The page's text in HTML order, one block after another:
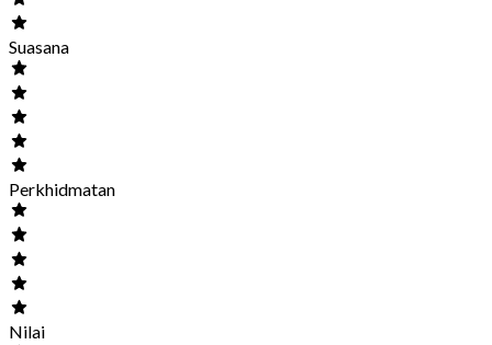
Suasana
Perkhidmatan
Nilai